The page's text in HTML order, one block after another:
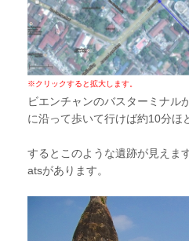
※クリックすると拡大します。
ビエンチャンのバスターミナル
に沿って歩いて行けば約10分ほ
するとこのような遺跡が見えます
atsがあります。